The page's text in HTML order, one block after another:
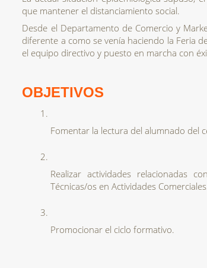
que mantener el distanciamiento social.
Desde el Departamento de Comercio y
diferente a como se venía haciendo la Feria
el equipo directivo y puesto en marcha con
OBJETIVOS
Fomentar la lectura del alumnado del
Realizar actividades relacionadas
Técnicas/os en Actividades Comerciales.
Promocionar el ciclo formativo.